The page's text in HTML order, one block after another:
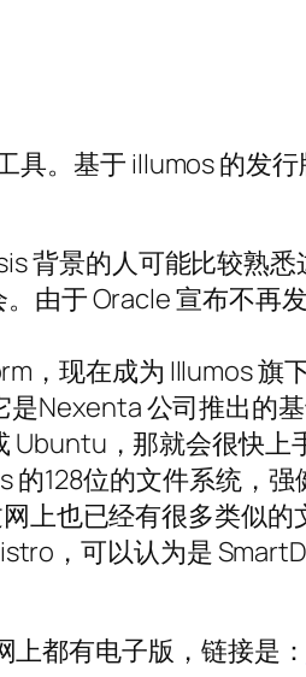
具。基于 illumos 的发
背景的人可能比较熟
由于 Oracle 宣布不再
，现在成为 Illumos 旗
Nexenta 公司推出的
，那就会很快上
128位的文件系统，
上也已经有很多类似的
，可以认为是
都有电子版，链接是：